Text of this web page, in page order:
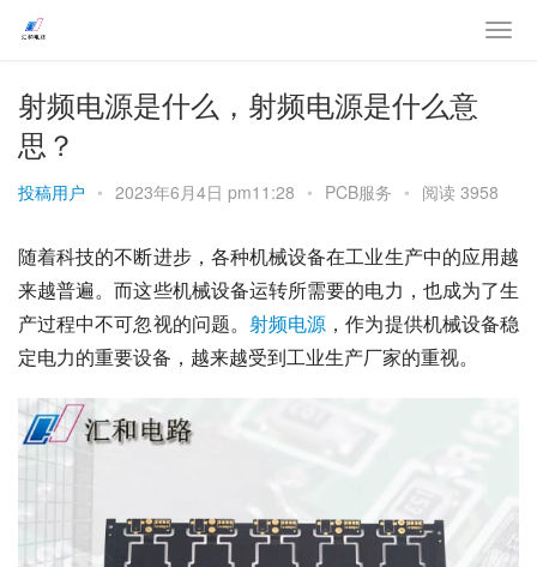
射频电源是什么，射频电源是什么意
思？
投稿用户 • 2023年6月4日 pm11:28 • PCB服务 • 阅读 3958
随着科技的不断进步，各种机械设备在工业生产中的应用越
来越普遍。而这些机械设备运转所需要的电力，也成为了生
产过程中不可忽视的问题。 射频电源 ，作为提供机械设备稳
定电力的重要设备，越来越受到工业生产厂家的重视。